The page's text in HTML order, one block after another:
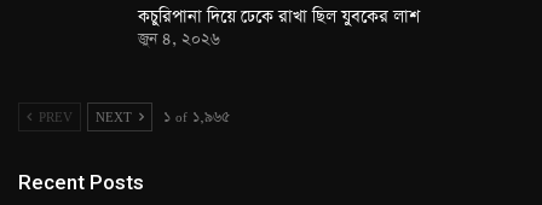
কচুরিপানা দিয়ে ঢেকে রাখা ছিল যুবকের লাশ
জুন ৪, ২০২৬
PREV NEXT ১ of ১,৯৬৫
Recent Posts